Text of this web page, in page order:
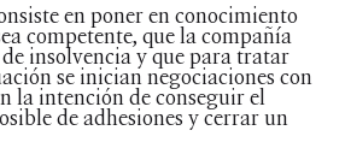
en poner en conocimiento
competente, que la compañía
insolvencia y que para tratar
se inician negociaciones con
la intención de conseguir el
de adhesiones y cerrar un